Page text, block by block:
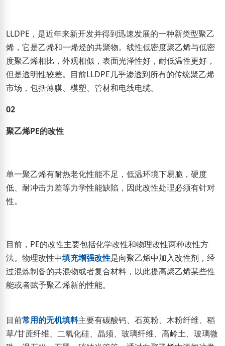
LLDPE，是近年来新开发并得到迅速发展的一种新类型聚乙
烯，它是乙烯和一烯烃的共聚物。线性低密度聚乙烯与低密
度聚乙烯相比，外观相似，表面光泽性好，耐低温性更好，
但是透明性较差。目前LLDPE几乎渗透到所有的传统聚乙烯
市场，包括薄膜、模塑、管材和电线电缆。
02
聚乙烯PE的改性
单一聚乙烯有耐热老化性能不足，低温环境下易脆，硬度
低、耐冲击力差等力学性能缺陷，因此改性处理必须有针对
性。
目前，PE的改性主要包括化学改性和物理改性两种改性方
法。物理改性中填充增强改性是向聚乙烯中加入改性剂，经
过混炼制备的共混物或者复合材料，以此提高聚乙烯某些性
能或者赋予聚乙烯新的性能。
目前常用的无机填料主要有碳酸钙、石英粉、木粉纤维、稻
草/甘蔗纤维、二氧化硅、晶须、玻璃纤维、高岭土、玻璃微